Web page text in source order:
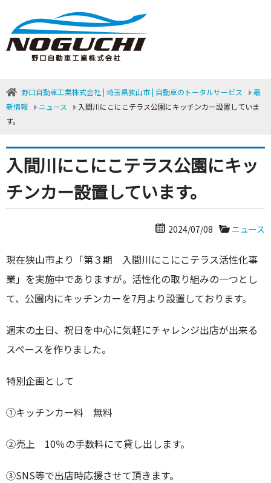
野口自動車工業株式会社 | 埼玉県狭山市 | 自動車のトータルサービス
最
新情報
ニュース
入間川にこにこテラス公園にキッチンカー設置していま
す。
入間川にこにこテラス公園にキッ
チンカー設置しています。
2024/07/08 ニュース
現在狭山市より「第３期 入間川にこにこテラス活性化事
業」を実施中でありますが。活性化の取り組みの一つとし
て、公園内にキッチンカーを7月より設置しております。
週末の土日、祝日を中心に気軽にチャレンジ出店が出来る
スペースを作りました。
特別企画として
①キッチンカー料 無料
②売上 10％の手数料にて貸し出します。
③SNS等で出店時応援させて頂きます。